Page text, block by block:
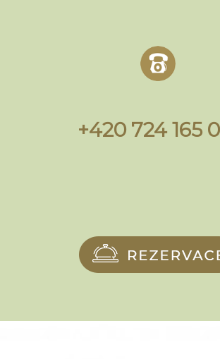
+420 724 165